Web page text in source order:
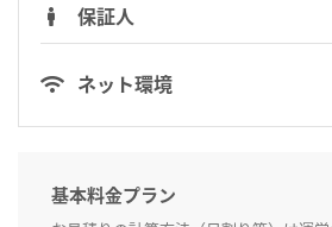
保証人
ネット環境
基本料金プラン